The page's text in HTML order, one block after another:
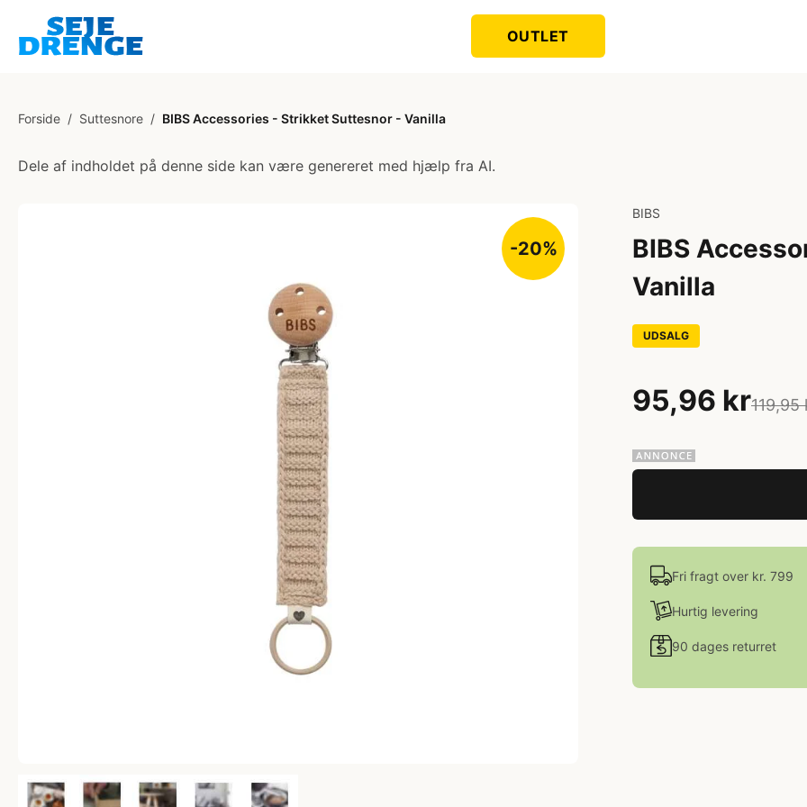
OUTLET
Forside / Suttesnore / BIBS Accessories - Strikket Suttesnor - Vanilla
Dele af indholdet på denne side kan være genereret med hjælp fra AI.
-20%
BIBS
BIBS
Vanilla
UDSALG
95,96 kr119,95
Fri fragt over kr. 799
Hurtig levering
90 dages returret